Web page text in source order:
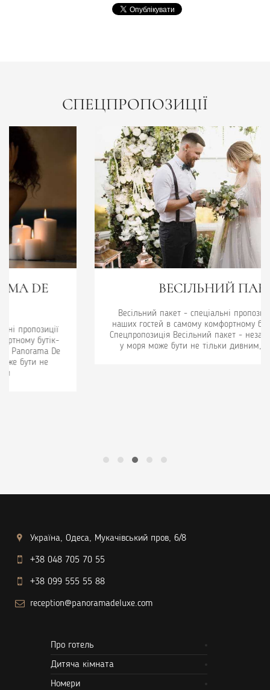
СПЕЦПРОПОЗИЦІЇ
ВЕСІЛЬНИЙ ПАКЕТ
Весільний пакет - спеціальні пропозиції та акції для
наших гостей в самому комфортному бутік-готелі Одеси.
Спецпропозиція Весільний пакет - незабутній відпочинок
у моря може бути не тільки дивним, але і вигідним
Україна, Одеса, Мукачівський пров, 6/8
+38 048 705 70 55
+38 099 555 55 88
reception@panoramadeluxe.com
Про готель
Дитяча кімната
Номери